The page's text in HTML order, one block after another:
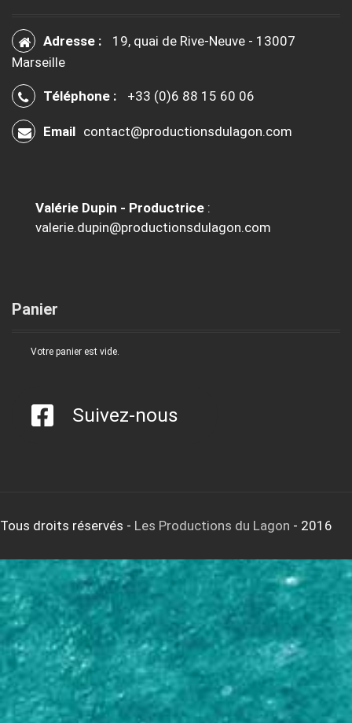
Adresse :
19, quai de Rive-Neuve - 13007
Marseille
Téléphone : +33 (0)6 88 15 60 06
Email contact@productionsdulagon.com
Valérie Dupin - Productrice :
valerie.dupin@productionsdulagon.com
Panier
Votre panier est vide.
Suivez-nous
Tous droits réservés - Les Productions du Lagon - 2016